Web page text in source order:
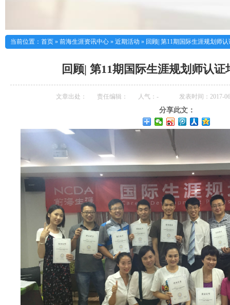
当前位置： 首页 » 前海生涯资讯中心 » 近期活动 » 回顾| 第11期国际生涯规划师
回顾| 第11期国际生涯规划师认
文章出处： 责任编辑： 人气： - 发表时间：2017-
分享此文：